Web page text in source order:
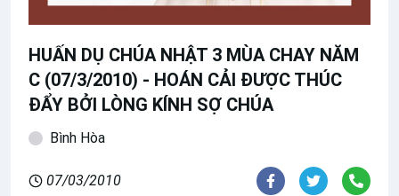
HUẤN DỤ CHÚA NHẬT 3 MÙA CHAY NĂM
C (07/3/2010) - HOÁN CẢI ĐƯỢC THÚC
ĐẨY BỞI LÒNG KÍNH SỢ CHÚA
Bình Hòa
07/03/2010